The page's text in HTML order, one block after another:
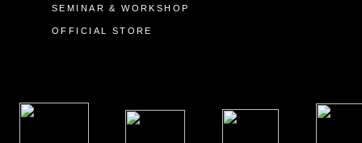
SEMINAR & WORKSHOP
OFFICIAL STORE